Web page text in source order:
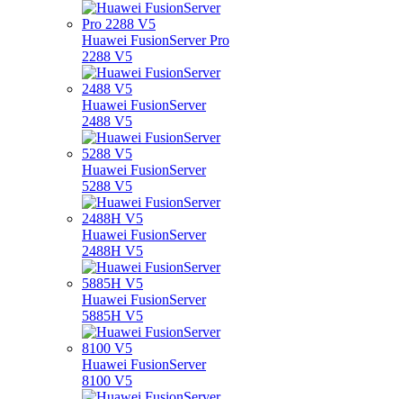
Huawei FusionServer Pro
2288 V5
Huawei FusionServer
2488 V5
Huawei FusionServer
5288 V5
Huawei FusionServer
2488H V5
Huawei FusionServer
5885H V5
Huawei FusionServer
8100 V5